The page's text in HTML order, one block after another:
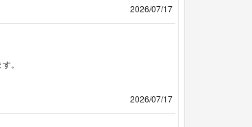
2026/07/17
。
2026/07/17